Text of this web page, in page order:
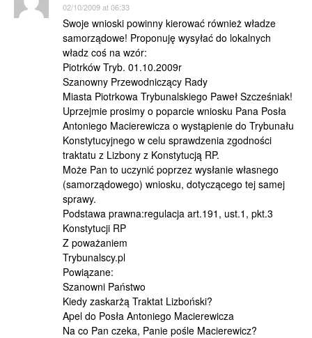
02/10/2009 at 06:33
Swoje wnioski powinny kierować również władze
samorządowe! Proponuję wysyłać do lokalnych
władz coś na wzór:
Piotrków Tryb. 01.10.2009r
Szanowny Przewodniczący Rady
Miasta Piotrkowa Trybunalskiego Paweł Szcześniak!
Uprzejmie prosimy o poparcie wniosku Pana Posła
Antoniego Macierewicza o wystąpienie do Trybunału
Konstytucyjnego w celu sprawdzenia zgodności
traktatu z Lizbony z Konstytucją RP.
Może Pan to uczynić poprzez wysłanie własnego
(samorządowego) wniosku, dotyczącego tej samej
sprawy.
Podstawa prawna:regulacja art.191, ust.1, pkt.3
Konstytucji RP
Z poważaniem
Trybunalscy.pl
Powiązane:
Szanowni Państwo
Kiedy zaskarżą Traktat Lizboński?
Apel do Posła Antoniego Macierewicza
Na co Pan czeka, Panie pośle Macierewicz?